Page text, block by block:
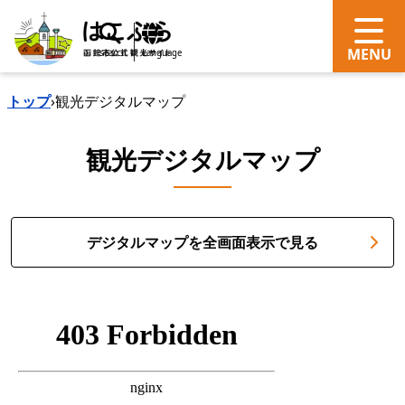
search Language
トップ›観光デジタルマップ
観光デジタルマップ
デジタルマップを全画面表示で見る